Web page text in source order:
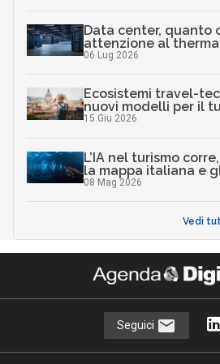
Data center, quanto
attenzione al
06 Lug 2026
Ecosistemi travel-
nuovi modelli per il
15 Giu 2026
L’IA nel turismo
la mappa italiana e
08 Mag 2026
Vedi
Seguici